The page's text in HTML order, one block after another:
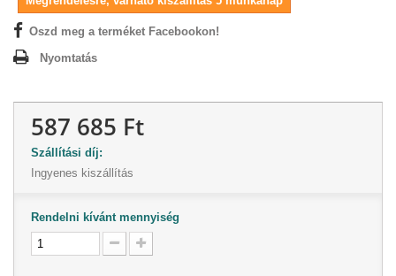
Oszd meg a terméket Facebookon!
Nyomtatás
587 685 Ft
Szállítási díj:
Ingyenes kiszállítás
Rendelni kívánt mennyiség